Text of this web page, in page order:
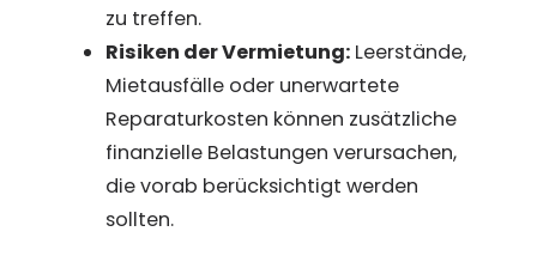
zu treffen.
Risiken der Vermietung: Leerstände,
Mietausfälle oder unerwartete
Reparaturkosten können zusätzliche
finanzielle Belastungen verursachen,
die vorab berücksichtigt werden
sollten.